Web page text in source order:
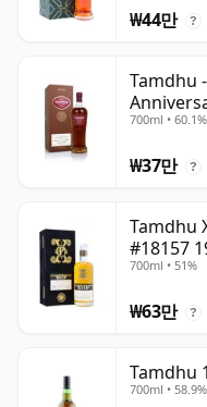
₩44만 ?
Tamdhu
700ml • 60.1%
₩37만 ?
Tamdhu
#18157
700ml • 51%
₩63만 ?
Tamdhu
700ml • 58.9%